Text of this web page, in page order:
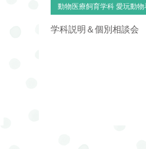
動物医療飼育学科 愛玩動物
学科説明＆個別相談会